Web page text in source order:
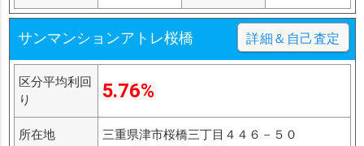
サンマンションアトレ桜橋 詳細＆自己査定
区分平均利回
り
5.76%
所在地 三重県津市桜橋三丁目４４６－５０